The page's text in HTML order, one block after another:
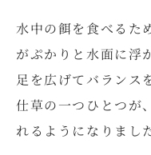
水中の餌を食べるた
がぷかりと水面に浮
足を広げてバランス
仕草の一つひとつが
れるようになりまし